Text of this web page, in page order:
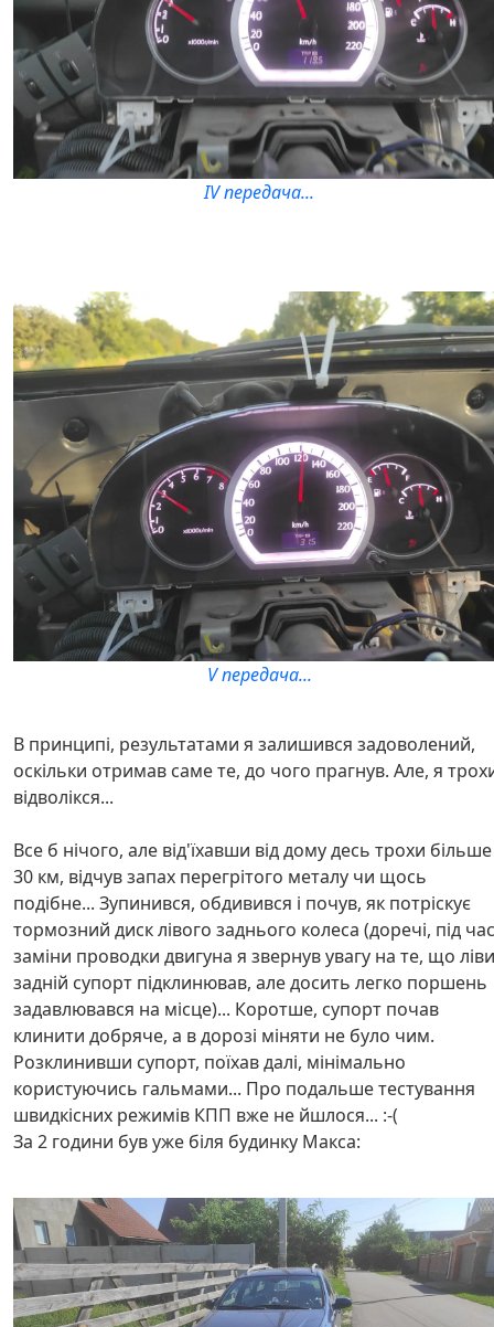
IV передача...
V передача...
В принципі, результатами я залишився задоволений,
оскільки отримав саме те, до чого прагнув. Але, я
відволікся...
Все б нічого, але від'їхавши від дому десь трохи більше
30 км, відчув запах перегрітого металу чи щось
подібне... Зупинився, обдивився і почув, як потріскує
тормозний диск лівого заднього колеса (доречі, під час
заміни проводки двигуна я звернув увагу на те, що
задній супорт підклинював, але досить легко поршень
задавлювався на місце)... Коротше, супорт почав
клинити добряче, а в дорозі міняти не було чим.
Розклинивши супорт, поїхав далі, мінімально
користуючись гальмами... Про подальше тестування
швидкісних режимів КПП вже не йшлося... :-(
За 2 години був уже біля будинку Макса: